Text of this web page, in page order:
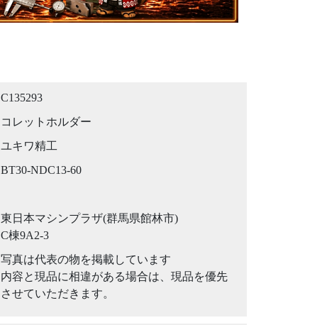
C135293
コレットホルダー
ユキワ精工
BT30-NDC13-60
東日本マシンプラザ(群馬県館林市)
C棟9A2-3
写真は代表の物を掲載しています
内容と現品に相違がある場合は、現品を優先
させていただきます。